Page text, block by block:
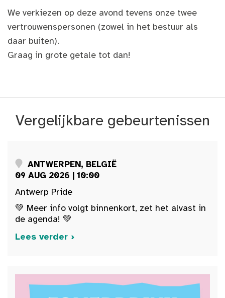
We verkiezen op deze avond tevens onze twee
vertrouwenspersonen (zowel in het bestuur als
daar buiten).
Graag in grote getale tot dan!
Vergelijkbare gebeurtenissen
ANTWERPEN, BELGIË
09 AUG 2026 | 10:00
Antwerp Pride
💚 Meer info volgt binnenkort, zet het alvast in
de agenda! 💚
Lees verder ›